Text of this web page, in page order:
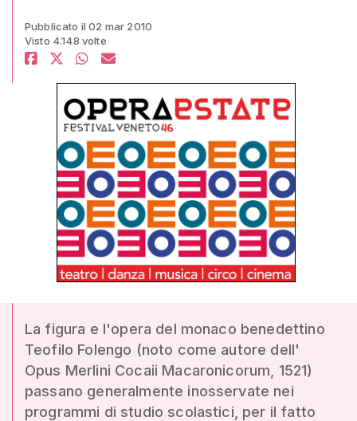
Pubblicato il 02 mar 2010
Visto 4.148 volte
La figura e l'opera del monaco benedettino
Teofilo Folengo (noto come autore dell'
Opus Merlini Cocaii Macaronicorum, 1521)
passano generalmente inosservate nei
programmi di studio scolastici, per il fatto